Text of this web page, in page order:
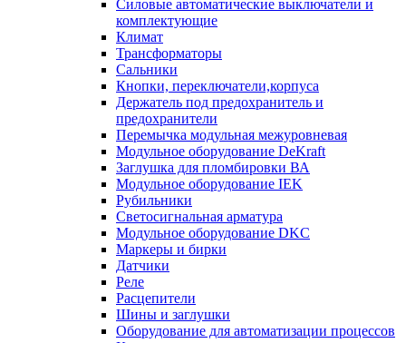
Силовые автоматические выключатели и
комплектующие
Климат
Трансформаторы
Сальники
Кнопки, переключатели,корпуса
Держатель под предохранитель и
предохранители
Перемычка модульная межуровневая
Модульное оборудование DeKraft
Заглушка для пломбировки ВА
Модульное оборудование IEK
Рубильники
Светосигнальная арматура
Модульное оборудование DKC
Маркеры и бирки
Датчики
Реле
Расцепители
Шины и заглушки
Оборудование для автоматизации процессов